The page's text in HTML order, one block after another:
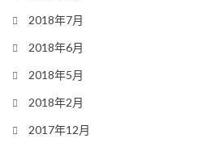
2018年7月
2018年6月
2018年5月
2018年2月
2017年12月